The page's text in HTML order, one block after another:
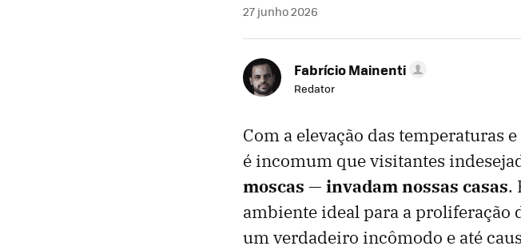
27 junho 2026
Fabrício Mainenti
Redator
Com a elevação das temperaturas
é incomum que visitantes
moscas — invadam nossas casas.
ambiente ideal para a proliferação
um verdadeiro incômodo e até